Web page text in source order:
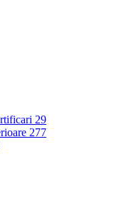
29
277